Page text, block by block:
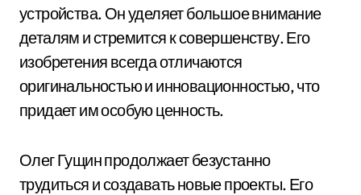
устройства. Он уделяет большое внимание
деталям и стремится к совершенству. Его
изобретения всегда отличаются
оригинальностью и инновационностью, что
придает им особую ценность.
Олег Гущин продолжает безустанно
трудиться и создавать новые проекты. Его